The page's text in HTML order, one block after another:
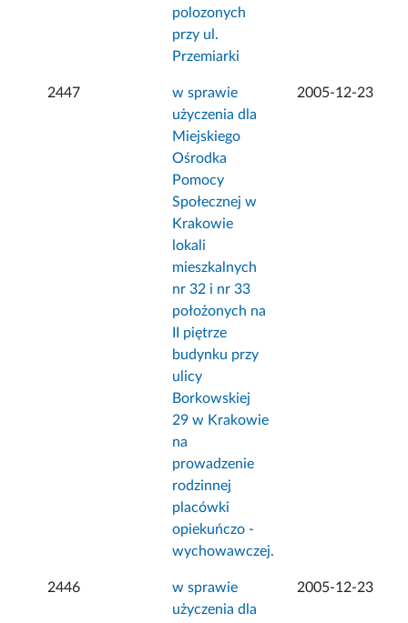
polozonych
przy ul.
Przemiarki
2447
w sprawie
użyczenia dla
Miejskiego
Ośrodka
Pomocy
Społecznej w
Krakowie
lokali
mieszkalnych
nr 32 i nr 33
położonych na
II piętrze
budynku przy
ulicy
Borkowskiej
29 w Krakowie
na
prowadzenie
rodzinnej
placówki
opiekuńczo -
wychowawczej.
2005-12-23
2446
w sprawie
użyczenia dla
2005-12-23